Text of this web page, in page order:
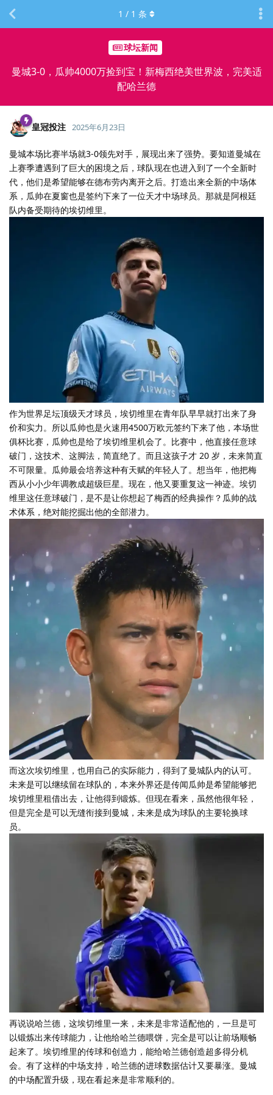
球坛新闻
曼城3-0，瓜帅4000万捡到宝！新梅西绝美世界波，完美适
配哈兰德
1 / 1 条
皇冠投注 2025年6月23日
曼城本场比赛半场就3-0领先对手，展现出来了强势。要知道曼城在
上赛季遭遇到了巨大的困境之后，球队现在也进入到了一个全新时
代，他们是希望能够在德布劳内离开之后。打造出来全新的中场体
系，瓜帅在夏窗也是签约下来了一位天才中场球员。那就是阿根廷
队内备受期待的埃切维里。
作为世界足坛顶级天才球员，埃切维里在青年队早早就打出来了身
价和实力。所以瓜帅也是火速用4500万欧元签约下来了他，本场世
俱杯比赛，瓜帅也是给了埃切维里机会了。比赛中，他直接任意球
破门，这技术、这脚法，简直绝了。而且这孩子才 20 岁，未来简直
不可限量。瓜帅最会培养这种有天赋的年轻人了。想当年，他把梅
西从小小少年调教成超级巨星。现在，他又要重复这一神迹。埃切
维里这任意球破门，是不是让你想起了梅西的经典操作？瓜帅的战
术体系，绝对能挖掘出他的全部潜力。
而这次埃切维里，也用自己的实际能力，得到了曼城队内的认可。
未来是可以继续留在球队的，本来外界还是传闻瓜帅是希望能够把
埃切维里租借出去，让他得到锻炼。但现在看来，虽然他很年轻，
但是完全是可以无缝衔接到曼城，未来是成为球队的主要轮换球
员。
再说说哈兰德，这埃切维里一来，未来是非常适配他的，一旦是可
以锻炼出来传球能力，让他给哈兰德喂饼，完全是可以让前场顺畅
起来了。埃切维里的传球和创造力，能给哈兰德创造超多得分机
会。有了这样的中场支持，哈兰德的进球数据估计又要暴涨。曼城
的中场配置升级，现在看起来是非常顺利的。